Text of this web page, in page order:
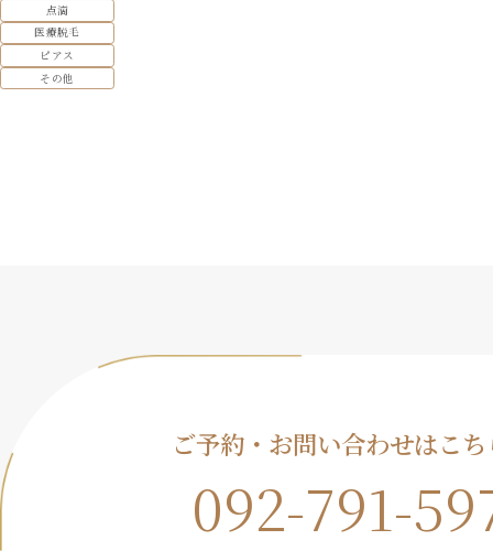
点滴
医療脱毛
ピアス
その他
ご予約・お問い合わせはこ
092-791-